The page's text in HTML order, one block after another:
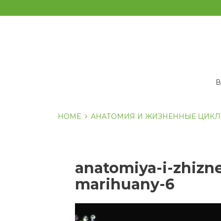
к
HOME АНАТОМИЯ И ЖИЗНЕННЫЕ
anatomiya-i-
marihuany-6